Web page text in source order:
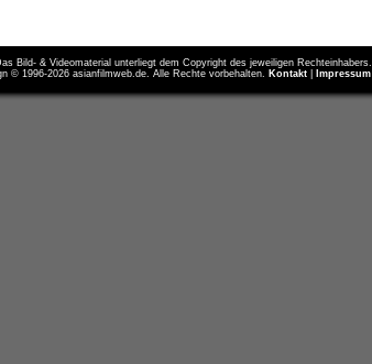
Bild- & Videomaterial unterliegt dem Copyright des jeweiligen Rechteinhabers.
© 1996-2026 asianfilmweb.de. Alle Rechte vorbehalten. Kontakt Impressum